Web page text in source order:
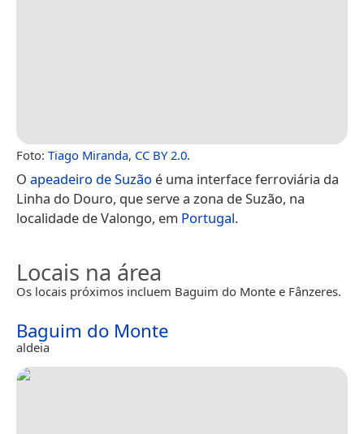
Foto: Tiago Miranda, CC BY 2.0.
O apeadeiro de Suzão é uma interface ferroviária da
Linha do Douro, que serve a zona de Suzão, na
localidade de Valongo, em Portugal.
Locais na área
Os locais próximos incluem Baguim do Monte e Fânzeres.
Baguim do Monte
aldeia